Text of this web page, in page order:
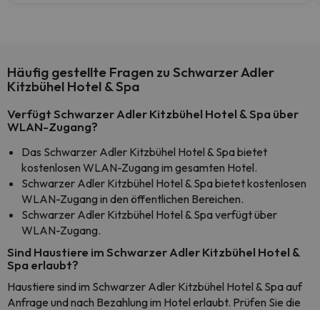
Häufig gestellte Fragen zu Schwarzer Adler
Kitzbühel Hotel & Spa
Verfügt Schwarzer Adler Kitzbühel Hotel & Spa über
WLAN-Zugang?
Das Schwarzer Adler Kitzbühel Hotel & Spa bietet
kostenlosen WLAN-Zugang im gesamten Hotel.
Schwarzer Adler Kitzbühel Hotel & Spa bietet kostenlosen
WLAN-Zugang in den öffentlichen Bereichen.
Schwarzer Adler Kitzbühel Hotel & Spa verfügt über
WLAN-Zugang.
Sind Haustiere im Schwarzer Adler Kitzbühel Hotel &
Spa erlaubt?
Haustiere sind im Schwarzer Adler Kitzbühel Hotel & Spa auf
Anfrage und nach Bezahlung im Hotel erlaubt. Prüfen Sie die